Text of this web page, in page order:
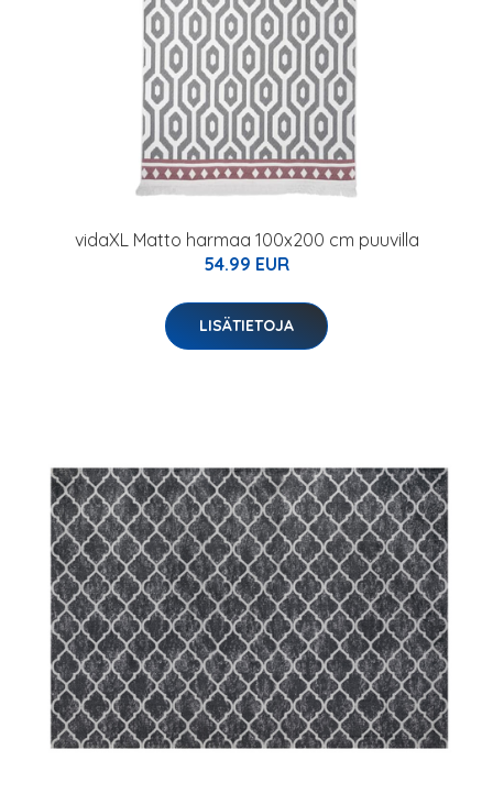
vidaXL Matto harmaa 100x200 cm puuvilla
54.99 EUR
LISÄTIETOJA